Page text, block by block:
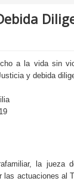
a la vida sin
y debida
la jueza
las actuaciones al